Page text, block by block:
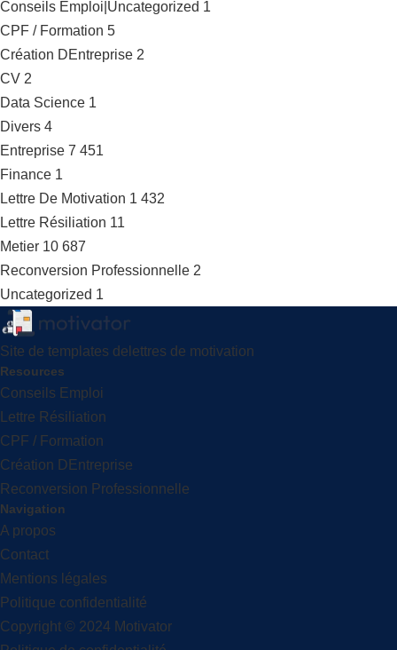
Conseils Emploi|Uncategorized 1
CPF / Formation 5
Création DEntreprise 2
CV 2
Data Science 1
Divers 4
Entreprise 7 451
Finance 1
Lettre De Motivation 1 432
Lettre Résiliation 11
Metier 10 687
Reconversion Professionnelle 2
Uncategorized 1
Site de templates delettres de motivation
Resources
Conseils Emploi
Lettre Résiliation
CPF / Formation
Création DEntreprise
Reconversion Professionnelle
Navigation
A propos
Contact
Mentions légales
Politique confidentialité
Copyright © 2024 Motivator